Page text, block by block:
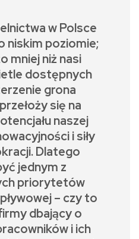
w Polsce
niskim poziomie;
mniej niż nasi
dostępnych
grona
się na
naszej
i siły
Dlatego
jednym z
priorytetów
– czy to
dbający o
i ich